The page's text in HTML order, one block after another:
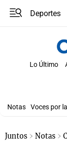
Deportes
Lo Último
Notas Voces por
Juntos Notas